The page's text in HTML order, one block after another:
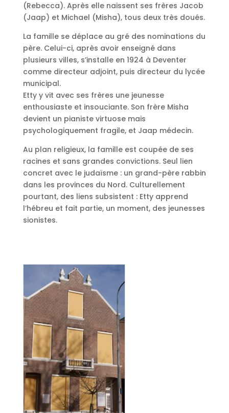
(Rebecca). Après elle naissent ses frères Jacob
(Jaap) et Michael (Misha), tous deux très doués.
La famille se déplace au gré des nominations du
père. Celui-ci, après avoir enseigné dans
plusieurs villes, s’installe en 1924 à Deventer
comme directeur adjoint, puis directeur du lycée
municipal.
Etty y vit avec ses frères une jeunesse
enthousiaste et insouciante. Son frère Misha
devient un pianiste virtuose mais
psychologiquement fragile, et Jaap médecin.
Au plan religieux, la famille est coupée de ses
racines et sans grandes convictions. Seul lien
concret avec le judaïsme : un grand-père rabbin
dans les provinces du Nord. Culturellement
pourtant, des liens subsistent : Etty apprend
l’hébreu et fait partie, un moment, des jeunesses
sionistes.